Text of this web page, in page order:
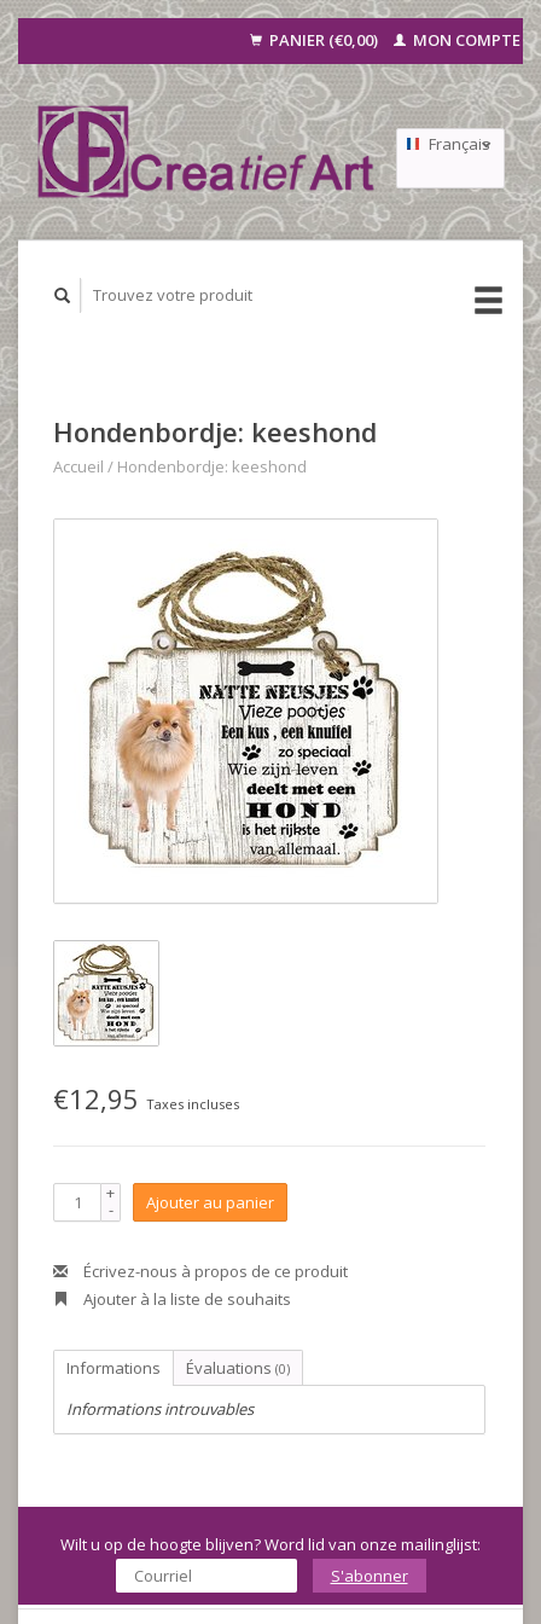
PANIER (€0,00) MON COMPTE
Français
Nederlands
Hondenbordje: keeshond
Accueil / Hondenbordje: keeshond
€12,95 Taxes incluses
+
- Ajouter au panier
Écrivez-nous à propos de ce produit
Ajouter à la liste de souhaits
Informations Évaluations (0)
Informations introuvables
Wilt u op de hoogte blijven? Word lid van onze mailinglijst:
S'abonner